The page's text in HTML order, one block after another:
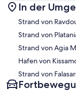
In der
Strand von
Strand von
Strand von Agia
Hafen von
Strand von